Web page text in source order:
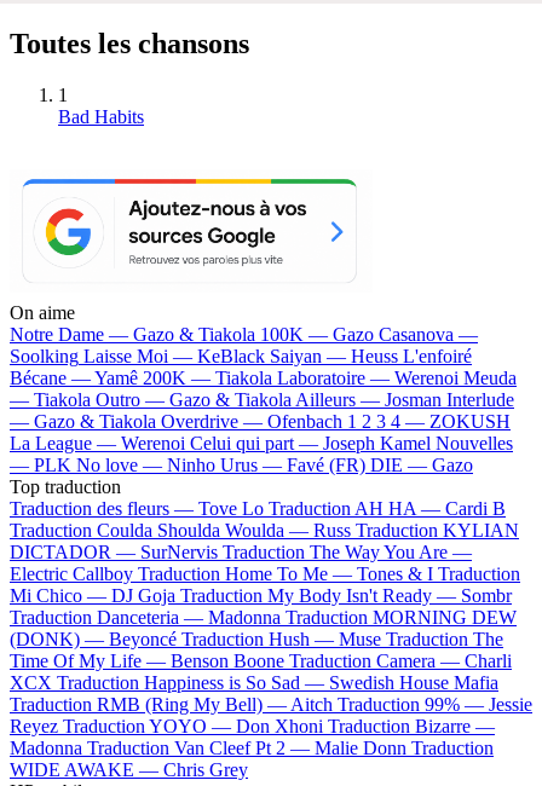
Toutes les chansons
1
Bad Habits
On aime
Notre Dame — Gazo & Tiakola 100K — Gazo Casanova —
Soolking Laisse Moi — KeBlack Saiyan — Heuss L'enfoiré
Bécane —Yamê 200K — Tiakola Laboratoire — Werenoi Meuda
— Tiakola Outro — Gazo & Tiakola Ailleurs — Josman Interlude
— Gazo & Tiakola Overdrive — Ofenbach 1 2 3 4 — ZOKUSH
La League — Werenoi Celui qui part — Joseph Kamel Nouvelles
— PLK No love — Ninho Urus — Favé (FR) DIE — Gazo
Top traduction
Traduction des fleurs — Tove Lo Traduction AH HA — Cardi B
Traduction Coulda Shoulda Woulda — Russ Traduction KYLIAN
DICTADOR — SurNervis Traduction The Way You Are —
Electric Callboy Traduction Home To Me — Tones & I Traduction
Mi Chico — DJ Goja Traduction My Body Isn't Ready — Sombr
Traduction Danceteria — Madonna Traduction MORNING DEW
(DONK) — Beyoncé Traduction Hush — Muse Traduction The
Time Of My Life — Benson Boone Traduction Camera — Charli
XCX Traduction Happiness is So Sad — Swedish House Mafia
Traduction RMB (Ring My Bell) — Aitch Traduction 99% — Jessie
Reyez Traduction YOYO — Don Xhoni Traduction Bizarre —
Madonna Traduction Van Cleef Pt 2 — Malie Donn Traduction
WIDE AWAKE — Chris Grey